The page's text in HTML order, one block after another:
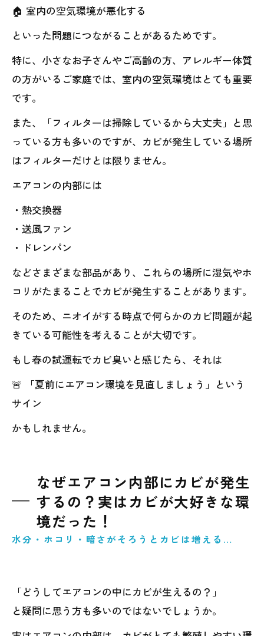
🏠 室内の空気環境が悪化する
といった問題につながることがあるためです。
特に、小さなお子さんやご高齢の方、アレルギー体質
の方がいるご家庭では、室内の空気環境はとても重要
です。
また、「フィルターは掃除しているから大丈夫」と思
っている方も多いのですが、カビが発生している場所
はフィルターだけとは限りません。
エアコンの内部には
・熱交換器
・送風ファン
・ドレンパン
などさまざまな部品があり、これらの場所に湿気やホ
コリがたまることでカビが発生することがあります。
そのため、ニオイがする時点で何らかのカビ問題が起
きている可能性を考えることが大切です。
もし春の試運転でカビ臭いと感じたら、それは
🚨 「夏前にエアコン環境を見直しましょう」という
サイン
かもしれません。
なぜエアコン内部にカビが発生
するの？実はカビが大好きな環
境だった！
水分・ホコリ・暗さがそろうとカビは増える…
「どうしてエアコンの中にカビが生えるの？」
と疑問に思う方も多いのではないでしょうか。